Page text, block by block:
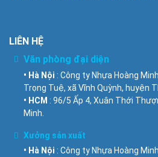
LIÊN HỆ
Văn phòng đại diện
• Hà Nội : Công ty Nhựa Hoàng
Trọng Tuệ, xã Vĩnh Quỳnh, huyện
• HCM : 96/5 Ấp 4, Xuân Thới
Minh.
Xưởng sản xuất
• Hà Nội : Công ty Nhựa Hoàng